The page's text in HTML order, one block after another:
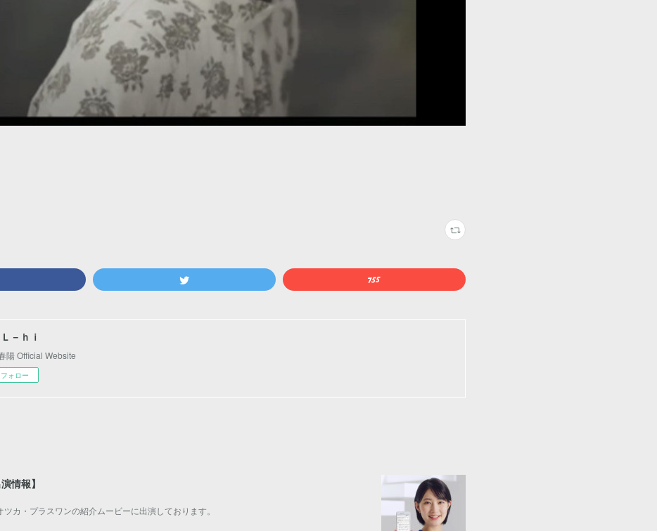
－ｈｉ
陽 Official Website
フォロー
情報】
カ・プラスワンの紹介ムービーに出演しております。